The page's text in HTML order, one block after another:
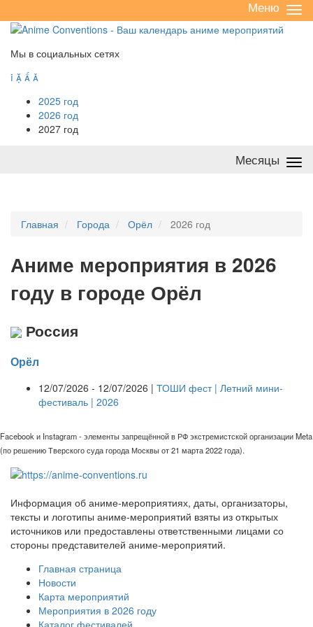
/
Меню
Мы в социальных сетях
   
2025 год
2026 год
2027 год
Месяцы
Главная Города Орёл 2026 год
Аниме мероприятия в 2026
году в городе Орёл
Россия
Орёл
12/07/2026 - 12/07/2026 | ТОШИ фест | Летний мини-
фестиваль | 2026
Facebook и Instagram - элементы запрещённой в РФ экстремистской организации Meta
(по решению Тверского суда города Москвы от 21 марта 2022 года).
Информация об аниме-мероприятиях, даты, организаторы,
тексты и логотипы аниме-мероприятий взяты из открытых
источников или предоставлены ответственными лицами со
стороны представителей аниме-мероприятий.
Главная страница
Новости
Карта мероприятий
Мероприятия в 2026 году